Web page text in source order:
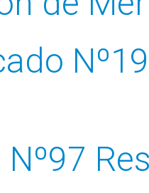
Nº97